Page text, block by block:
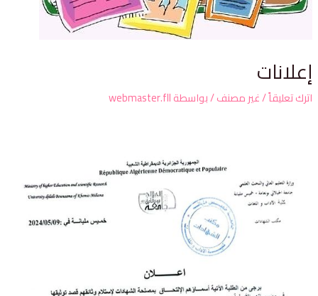
تعليقاً/غير مصنف/ بواسطةwebmaster.fll